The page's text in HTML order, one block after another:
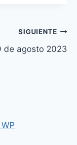
SIGUIENTE
de agosto 2023